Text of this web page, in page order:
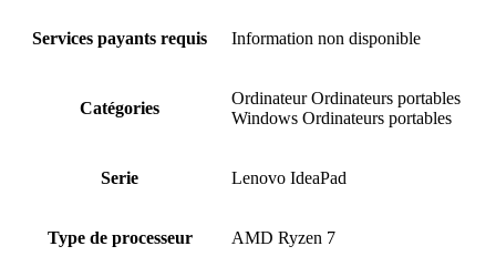
Services payants requis Information non disponible
Catégories
Ordinateur Ordinateurs portables
Windows Ordinateurs portables
Serie Lenovo IdeaPad
Type de processeur AMD Ryzen 7